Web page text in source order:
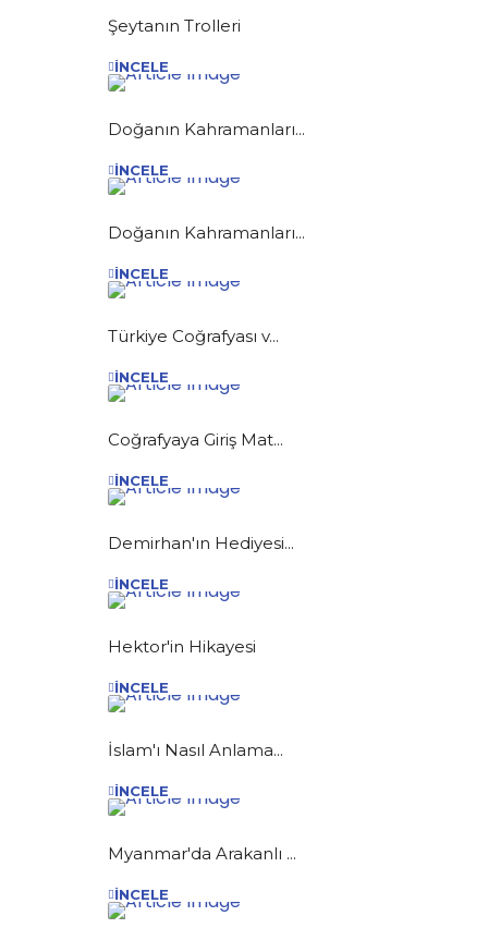
Şeytanın Trolleri
İNCELE
Doğanın Kahramanları...
İNCELE
Doğanın Kahramanları...
İNCELE
Türkiye Coğrafyası v...
İNCELE
Coğrafyaya Giriş Mat...
İNCELE
Demirhan'ın Hediyesi...
İNCELE
Hektor'in Hikayesi
İNCELE
İslam'ı Nasıl Anlama...
İNCELE
Myanmar'da Arakanlı ...
İNCELE